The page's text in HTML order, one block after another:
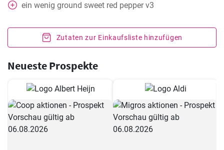
ein wenig ground sweet red pepper v3
Zutaten zur Einkaufsliste hinzufügen
Neueste Prospekte